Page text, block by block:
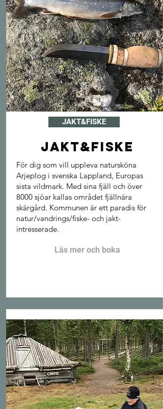
JAKT&FISKE
JAkt&Fiske
För dig som vill uppleva natursköna
Arjeplog i svenska Lappland, Europas
sista vildmark. Med sina fjäll och över
8000 sjöar kallas området fjällnära
skärgård. Kommunen är ett paradis för
natur/vandrings/fiske- och jakt-
intresserade.
Läs mer och boka